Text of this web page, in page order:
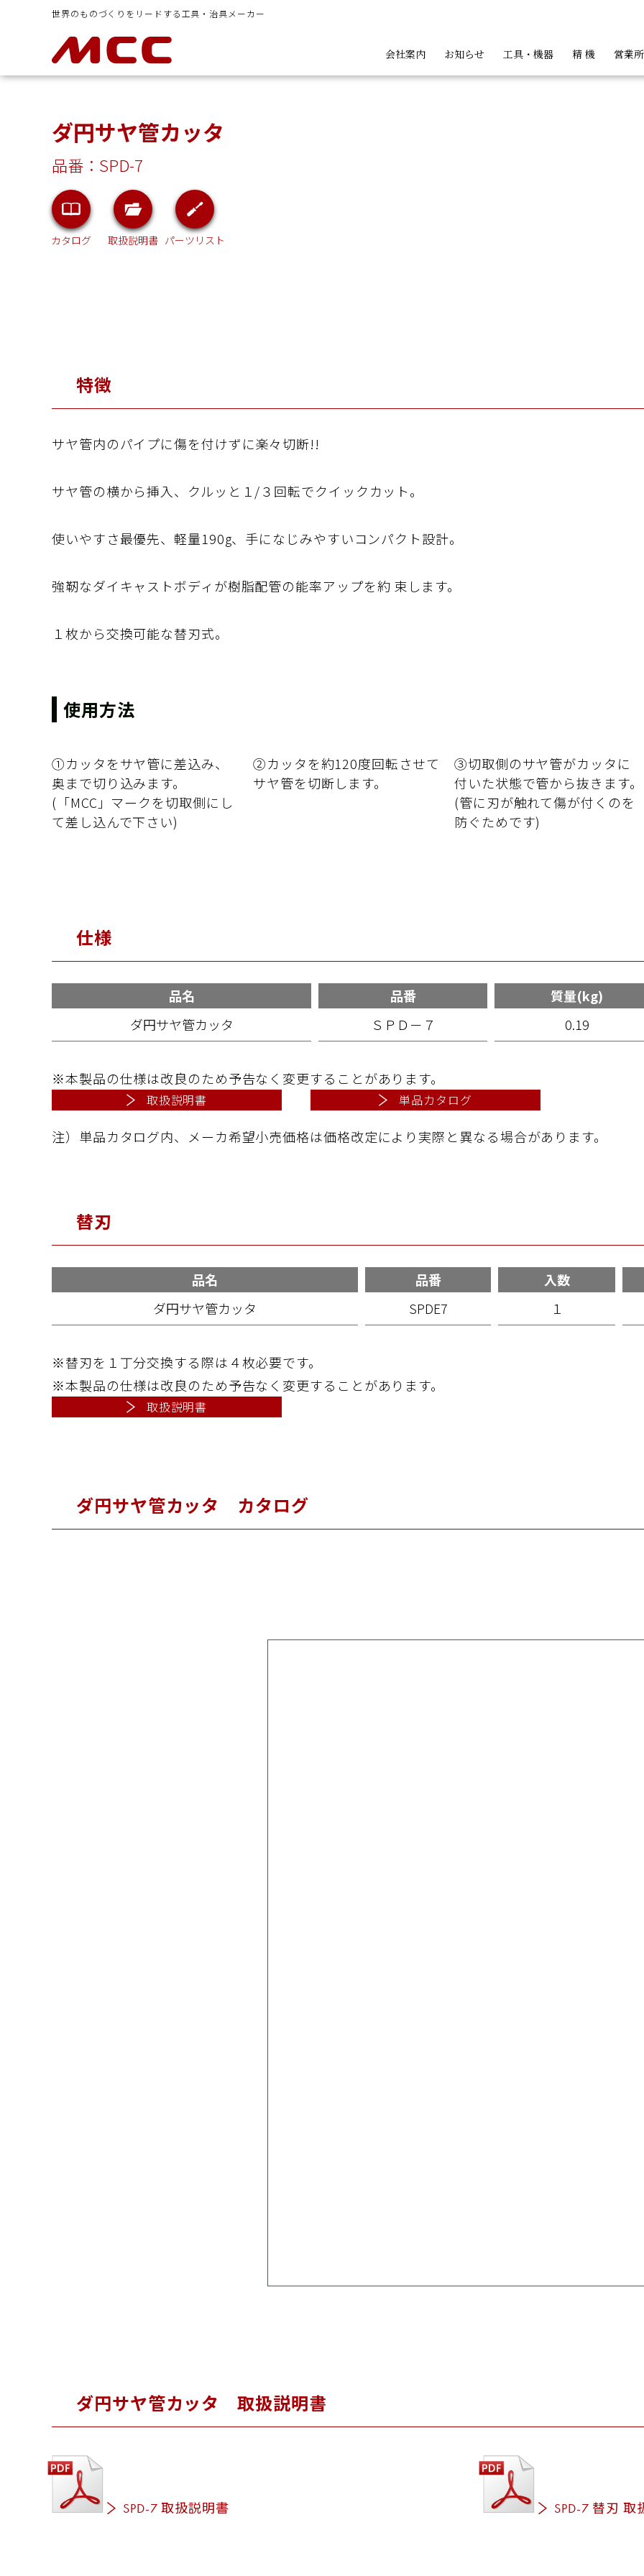
世界のものづくりをリードする工具・治具メーカー
会社案内 お知らせ 工具・機器 精 機 営業所
ラチェットレンチ類
ダ円サヤ管カッタ
品番：SPD-7
カタログ 取扱説明書 パーツリスト
特徴
サヤ管内のパイプに傷を付けずに楽々切断!!
サヤ管の横から挿入、クルッと１/３回転でクイックカット。
使いやすさ最優先、軽量190g、手になじみやすいコンパクト設計。
強靭なダイキャストボディが樹脂配管の能率アップを約 束します。
１枚から交換可能な替刃式。
使用方法
①カッタをサヤ管に差込み、
奥まで切り込みます。
(「MCC」マークを切取側にし
て差し込んで下さい)
②カッタを約120度回転させて
サヤ管を切断します。
③切取側のサヤ管がカッタに
付いた状態で管から抜きます。
(管に刃が触れて傷が付くのを
防ぐためです)
仕様
品名 品番 質量(kg)
ダ円サヤ管カッタ
ＳＰＤ－７ 0.19
※本製品の仕様は改良のため予告なく変更することがあります。
取扱説明書 単品カタログ
注）単品カタログ内、メーカ希望小売価格は価格改定により実際と異なる場合があります。
替刃
品名 品番 入数
ダ円サヤ管カッタ
SPDE7 １
※替刃を１丁分交換する際は４枚必要です。
※本製品の仕様は改良のため予告なく変更することがあります。
取扱説明書
ダ円サヤ管カッタ カタログ
ダ円サヤ管カッタ取扱説明書
SPD-7 取扱説明書 SPD-7 替刃 取